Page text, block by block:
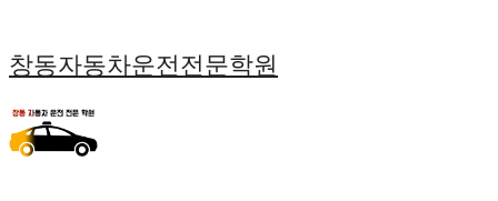
창동자동차운전전문학원